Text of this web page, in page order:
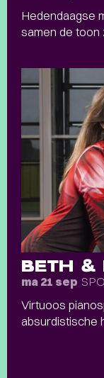
Hedendaagse
samen de toon
BETH &
ma 21 sep
Virtuoos
absurdistische